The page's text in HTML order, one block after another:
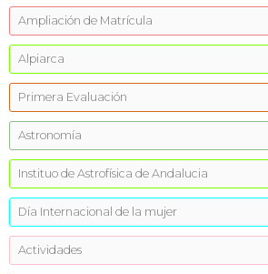
Ampliación de Matrícula
Alpiarca
Primera Evaluación
Astronomía
Instituo de Astrofísica de Andalucia
Día Internacional de la mujer
Actividades